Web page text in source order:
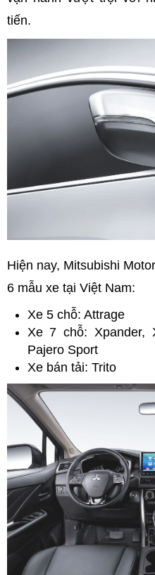
tiến.
Hiện nay, Mitsubishi
6 mẫu xe tại Việt Nam:
Xe 5 chỗ: Attrage
Xe 7 chỗ: Xpander,
Pajero Sport
Xe bán tải: Trito